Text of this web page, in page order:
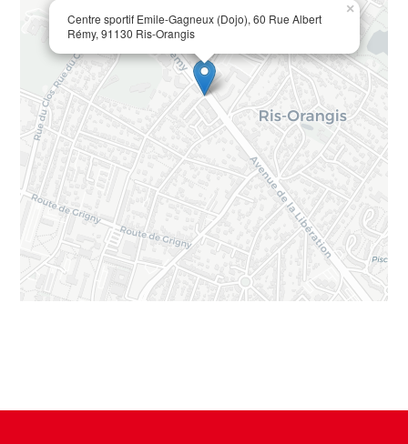
Centre sportif Emile-Gagneux (Dojo), 60 Rue Albert
Rémy, 91130 Ris-Orangis
×